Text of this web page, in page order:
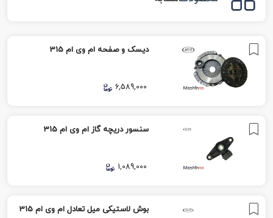
دیسک و صفحه ام وی ام 315
6,589,000
سنسور دریچه گاز ام وی ام 315
1,089,000
بوش لاستیکی میل تعادل ام وی ام 315